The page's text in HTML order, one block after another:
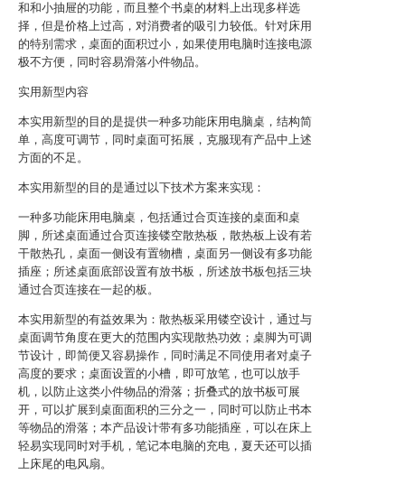
和和小抽屉的功能，而且整个书桌的材料上出现多样选
择，但是价格上过高，对消费者的吸引力较低。针对床用
的特别需求，桌面的面积过小，如果使用电脑时连接电源
极不方便，同时容易滑落小件物品。
实用新型内容
本实用新型的目的是提供一种多功能床用电脑桌，结构简
单，高度可调节，同时桌面可拓展，克服现有产品中上述
方面的不足。
本实用新型的目的是通过以下技术方案来实现：
一种多功能床用电脑桌，包括通过合页连接的桌面和桌
脚，所述桌面通过合页连接镂空散热板，散热板上设有若
干散热孔，桌面一侧设有置物槽，桌面另一侧设有多功能
插座；所述桌面底部设置有放书板，所述放书板包括三块
通过合页连接在一起的板。
本实用新型的有益效果为：散热板采用镂空设计，通过与
桌面调节角度在更大的范围内实现散热功效；桌脚为可调
节设计，即简便又容易操作，同时满足不同使用者对桌子
高度的要求；桌面设置的小槽，即可放笔，也可以放手
机，以防止这类小件物品的滑落；折叠式的放书板可展
开，可以扩展到桌面面积的三分之一，同时可以防止书本
等物品的滑落；本产品设计带有多功能插座，可以在床上
轻易实现同时对手机，笔记本电脑的充电，夏天还可以插
上床尾的电风扇。